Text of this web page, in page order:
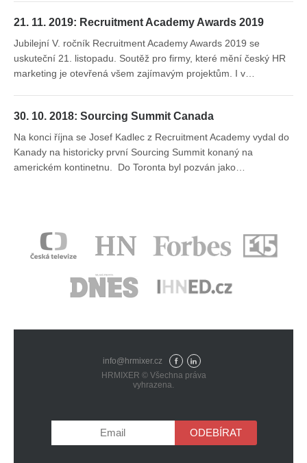
21. 11. 2019: Recruitment Academy Awards 2019
Jubilejní V. ročník Recruitment Academy Awards 2019 se
uskuteční 21. listopadu. Soutěž pro firmy, které mění český HR
marketing je otevřená všem zajímavým projektům. I v…
30. 10. 2018: Sourcing Summit Canada
Na konci října se Josef Kadlec z Recruitment Academy vydal do
Kanady na historicky první Sourcing Summit konaný na
americkém kontinetnu. Do Toronta byl pozván jako…
info@hrmixer.cz
Fac
eb
Lin
HRMIXER © Všechna práva
vyhrazena.